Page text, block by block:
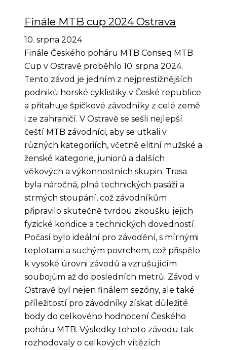
Finále MTB cup 2024 Ostrava
10. srpna 2024
Finále Českého poháru MTB Conseq MTB
Cup v Ostravě proběhlo 10. srpna 2024.
Tento závod je jedním z nejprestižnějších
podniků horské cyklistiky v České republice
a přitahuje špičkové závodníky z celé země
i ze zahraničí. V Ostravě se sešli nejlepší
čeští MTB závodníci, aby se utkali v
různých kategoriích, včetně elitní mužské a
ženské kategorie, juniorů a dalších
věkových a výkonnostních skupin. Trasa
byla náročná, plná technických pasáží a
strmých stoupání, což závodníkům
připravilo skutečně tvrdou zkoušku jejich
fyzické kondice a technických dovedností.
Počasí bylo ideální pro závodění, s mírnými
teplotami a suchým povrchem, což přispělo
k vysoké úrovni závodů a vzrušujícím
soubojům až do posledních metrů. Závod v
Ostravě byl nejen finálem sezóny, ale také
příležitostí pro závodníky získat důležité
body do celkového hodnocení Českého
poháru MTB. Výsledky tohoto závodu tak
rozhodovaly o celkových vítězích